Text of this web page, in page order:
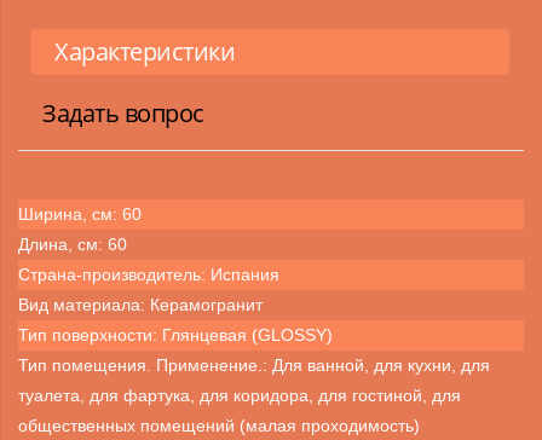
Характеристики
Задать вопрос
Ширина, см: 60
Длина, см: 60
Страна-производитель: Испания
Вид материала: Керамогранит
Тип поверхности: Глянцевая (GLOSSY)
Тип помещения. Применение.: Для ванной, для кухни, для
туалета, для фартука, для коридора, для гостиной, для
общественных помещений (малая проходимость)